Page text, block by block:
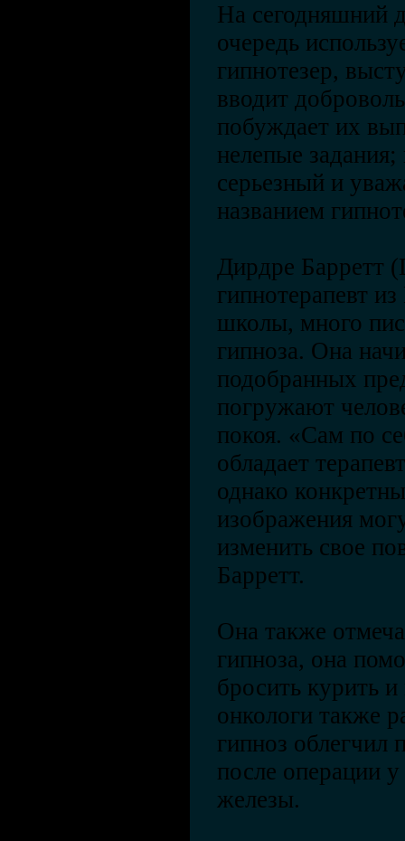
На сегодняшний
очередь
гипнотезер,
вводит
побуждает их
нелепые
серьезный и
названием
Дирдре Барретт
гипнотерапевт
школы, много
гипноза. Она
подобранных
погружают
покоя. «Сам по
обладает
однако
изображения
изменить свое
Барретт.
Она также
гипноза, она
бросить курить
онкологи также
гипноз облегчил
после операции
железы.